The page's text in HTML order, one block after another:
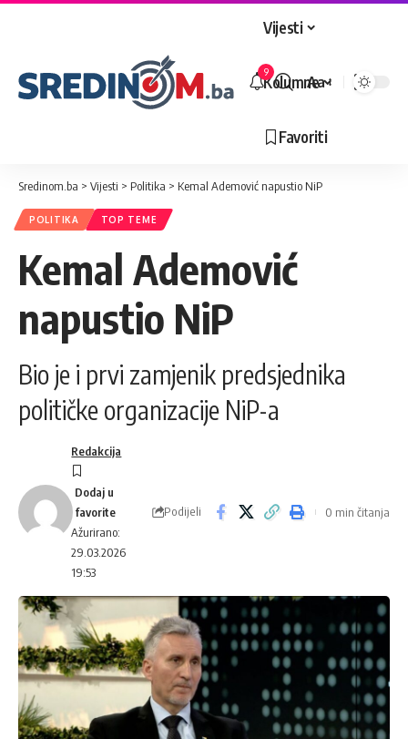
Vijesti
Kolumne
Favoriti
9
Veličina
Aa
Sredinom.ba > Vijesti > Politika > Kemal Ademović napustio NiP
POLITIKA TOP TEME
Kemal Ademović
napustio NiP
Bio je i prvi zamjenik predsjednika
političke organizacije NiP-a
Ažurirano:
29.03.2026
19:53
Redakcija
Podijeli 0 min čitanja